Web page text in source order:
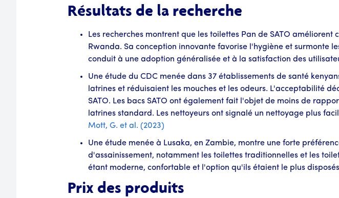
Résultats de la recherche
Les recherches montrent que les toilettes Pan de SATO
Rwanda. Sa conception innovante favorise l'hygiène et surmonte
conduit à une adoption généralisée et à la satisfaction des
Une étude du CDC menée dans 37 établissements de santé
latrines et réduisaient les mouches et les odeurs. L'acceptabilité
SATO. Les bacs SATO ont également fait l'objet de moins de
latrines standard. Les nettoyeurs ont signalé un nettoyage plus
Mott, G. et al. (2023)
Une étude menée à Lusaka, en Zambie, montre une forte
d'assainissement, notamment les toilettes traditionnelles et les
étant moderne, confortable et l'option qu'ils étaient le plus
Prix des produits